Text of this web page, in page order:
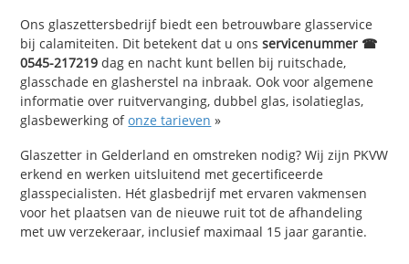
Ons glaszettersbedrijf biedt een betrouwbare glasservice
bij calamiteiten. Dit betekent dat u onsservicenummer ☎
0545-217219 dag en nacht kunt bellen bij ruitschade,
glasschade en glasherstel na inbraak. Ook voor algemene
informatie over ruitvervanging, dubbel glas, isolatieglas,
glasbewerking ofonze tarieven »
Glaszetter in Gelderland en omstreken nodig? Wij zijn PKVW
erkend en werken uitsluitend met gecertificeerde
glasspecialisten. Hét glasbedrijf met ervaren vakmensen
voor het plaatsen van de nieuwe ruit tot de afhandeling
met uw verzekeraar, inclusief maximaal 15 jaar garantie.